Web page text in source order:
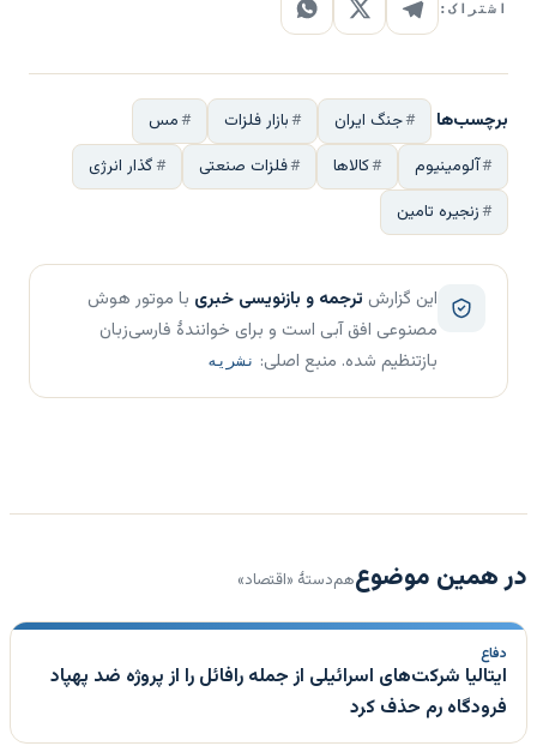
اشتراک:
برچسب‌ها جنگ ایران بازار فلزات
مس
آلومینیوم
کالاها فلزات صنعتی
گذار انرژی
زنجیره تامین
این گزارش ترجمه و بازنویسی خبری با موتور هوش
مصنوعی افق آبی است و برای خوانندهٔ فارسی‌زبان
بازتنظیم شده. منبع اصلی: نشریه
در همین موضوعهم‌دستهٔ «اقتصاد»
دفاع
ایتالیا شرکت‌های اسرائیلی از جمله رافائل را از پروژه ضد پهپاد
فرودگاه رم حذف کرد